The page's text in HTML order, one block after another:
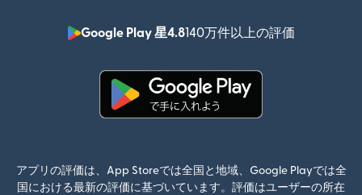
Google Play 星4.8140万件以上の評価
（別ウィン
アプリの評価は、App Storeでは全国と地域、Google Playでは全
国における最新の評価に基づいています。評価はユーザーの所在